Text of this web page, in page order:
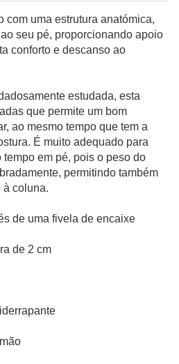
com uma estrutura anatómica,
seu pé, proporcionando apoio
conforto e descanso ao
estudada, esta
que permite um bom
ao mesmo tempo que tem a
É muito adequado para
em pé, pois o peso do
permitindo também
à coluna.
de uma fivela de encaixe
de 2 cm